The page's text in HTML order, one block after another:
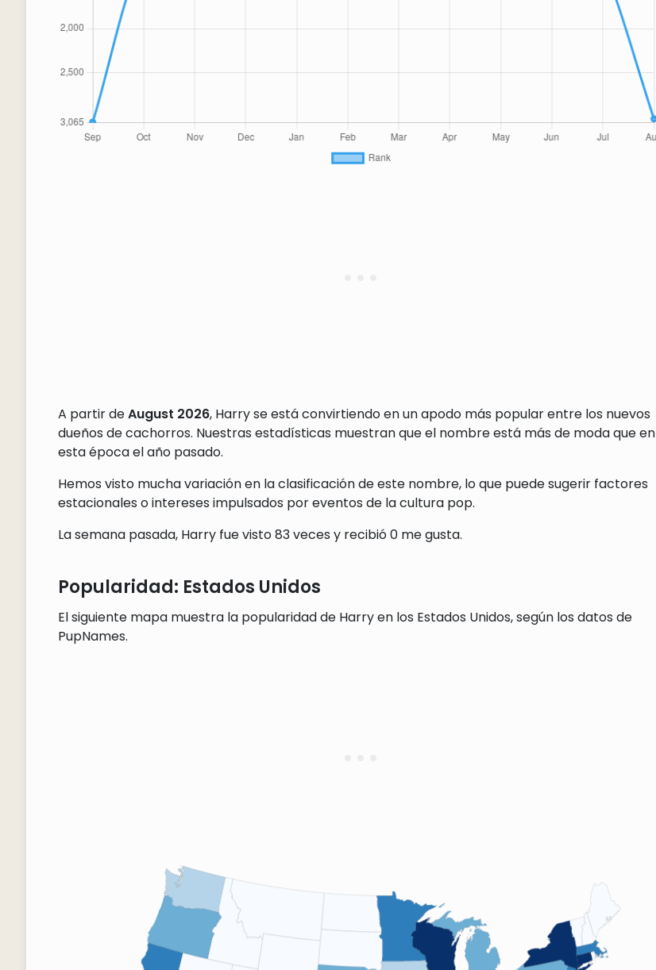
A partir deAugust 2026, Harry se está convirtiendo en un apodo más popular entre los nuevos
dueños de cachorros. Nuestras estadísticas muestran que el nombre está más de moda que en
esta época el año pasado.
Hemos visto mucha variación en la clasificación de este nombre, lo que puede sugerir factores
estacionales o intereses impulsados por eventos de la cultura pop.
La semana pasada, Harry fue visto 83 veces y recibió 0 me gusta.
Popularidad: Estados Unidos
El siguiente mapa muestra la popularidad de Harry en los Estados Unidos, según los datos de
PupNames.